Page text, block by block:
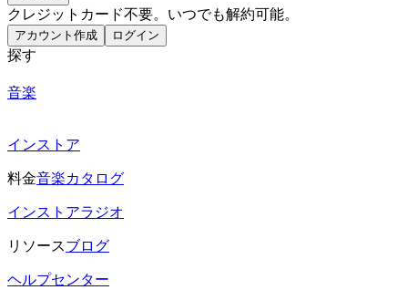
クレジットカード不要。いつでも解約可能。
アカウント作成 ログイン
探す
音楽
インストア
料金音楽カタログ
インストアラジオ
リソースブログ
ヘルプセンター